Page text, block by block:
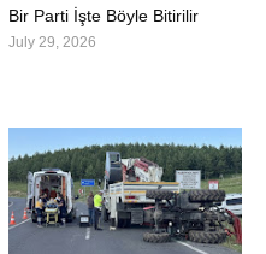
Bir Parti İşte Böyle Bitirilir
July 29, 2026